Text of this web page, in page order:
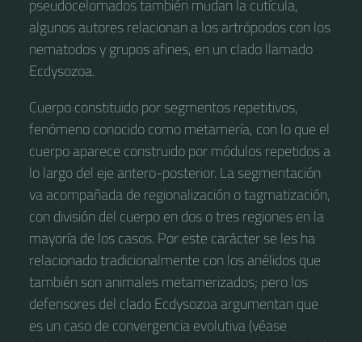
pseudocelomados también mudan la cutícula,
algunos autores relacionan a los artrópodos con los
nematodos y grupos afines, en un clado llamado
Ecdysozoa.​​
Cuerpo constituido por segmentos repetitivos,
fenómeno conocido como metamería, con lo que el
cuerpo aparece construido por módulos repetidos a
lo largo del eje antero-posterior. La segmentación
va acompañada de regionalización o tagmatización,
con división del cuerpo en dos o tres regiones en la
mayoría de los casos. Por este carácter se les ha
relacionado tradicionalmente con los anélidos que
también son animales metamerizados;​​​ pero los
defensores del clado Ecdysozoa argumentan que
es un caso de convergencia evolutiva (véase